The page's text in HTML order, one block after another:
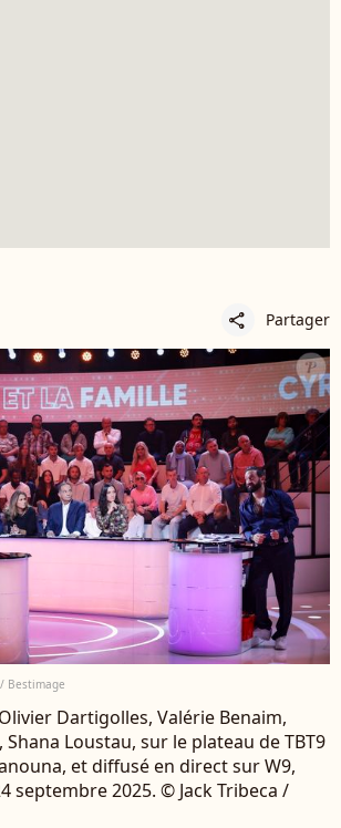
share Partager
Bestimage
Dartigolles, Valérie Benaim,
Loustau, sur le plateau de TBT9
et diffusé en direct sur W9,
septembre 2025. © Jack Tribeca /